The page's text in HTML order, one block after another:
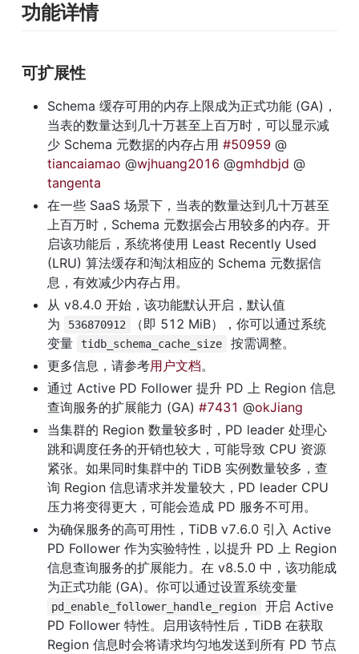
功能详情
可扩展性
Schema 缓存可用的内存上限成为正式功能 (GA)，
当表的数量达到几十万甚至上百万时，可以显示减
少 Schema 元数据的内存占用 #50959 @
tiancaiamao @wjhuang2016 @gmhdbjd @
tangenta
在一些 SaaS 场景下，当表的数量达到几十万甚至
上百万时，Schema 元数据会占用较多的内存。开
启该功能后，系统将使用 Least Recently Used
(LRU) 算法缓存和淘汰相应的 Schema 元数据信
息，有效减少内存占用。
从 v8.4.0 开始，该功能默认开启，默认值
为
536870912
（即 512 MiB），你可以通过系统
变量
tidb_schema_cache_size
按需调整。
更多信息，请参考用户文档。
通过 Active PD Follower 提升 PD 上 Region 信息
查询服务的扩展能力 (GA) #7431 @okJiang
当集群的 Region 数量较多时，PD leader 处理心
跳和调度任务的开销也较大，可能导致 CPU 资源
紧张。如果同时集群中的 TiDB 实例数量较多，查
询 Region 信息请求并发量较大，PD leader CPU
压力将变得更大，可能会造成 PD 服务不可用。
为确保服务的高可用性，TiDB v7.6.0 引入 Active
PD Follower 作为实验特性，以提升 PD 上 Region
信息查询服务的扩展能力。在 v8.5.0 中，该功能成
为正式功能 (GA)。你可以通过设置系统变量
pd_enable_follower_handle_region
开启 Active
PD Follower 特性。启用该特性后，TiDB 在获取
Region 信息时会将请求均匀地发送到所有 PD 节点